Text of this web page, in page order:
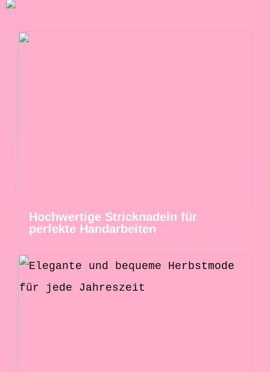
Hochwertige Stricknadeln für
perfekte Handarbeiten